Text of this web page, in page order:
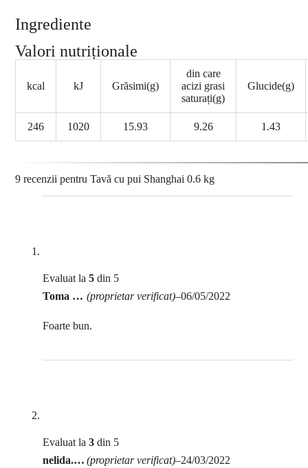
Ingrediente
Valori nutriționale
kcal kJ Grăsimi(g)
din care
acizi grasi
saturați(g)
Glucide(g)
246 1020 15.93 9.26 1.43
9 recenzii pentruTavă cu pui Shanghai 0.6 kg
Evaluat la5 din 5
Toma Carmen (proprietar verificat)–06/05/2022
Foarte bun.
Evaluat la3 din 5
nelida.baragan (proprietar verificat)–24/03/2022